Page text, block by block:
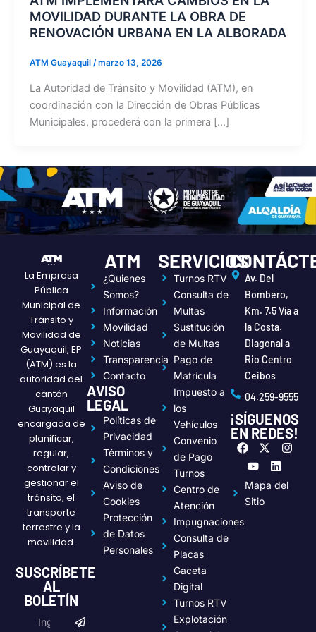
MOVILIDAD DURANTE LA OBRA DE
RENOVACIÓN URBANA EN LA ALBORADA
ATM Guayaquil /marzo 13, 2026
La Autoridad de Tránsito y Movilidad (ATM), en
coordinación con la Dirección de Obras Públicas
Municipales, procederá con la primera […]
La Empresa
Pública
Municipal de
Tránsito y
Movilidad de
Guayaquil, EP
(ATM) es la
autoridad del
cantón
Guayaquil
encargada de
planificar,
regular,
controlar y
gestionar el
tránsito, el
transporte
terrestre y la
movilidad.
SUSCRÍBETE
AL
BOLETÍN
ATM
¿Quienes
Somos?
Información
Movilidad
Noticias
Transparencia
Contacto
AVISO
LEGAL
Políticas de
Privacidad
Términos y
Condiciones
Aviso de
Cookies
Protección
de Datos
Personales
SERVICIOS
Turnos RTV
Consulta de
Multas
Sustitución
de Multas
Pago de
Matrícula
Impuesto a
los
Vehículos
Convenio
de Pago
Turnos
Centro de
Atención
Impugnaciones
Consulta de
Placas
Gaceta
Digital
Turnos RTV
Explotación
Av. Del
Bombero,
Km. 7.5 Vía a
la Costa.
Diagonal a
Rio Centro
Ceibos
04.259-9555
¡SÍGUENOS
EN REDES!
F
a
c
e
b
o
k
X
-
i
t
I
n
t
a
Y
u
t
u
b
n
k
e
Mapa del
Sitio